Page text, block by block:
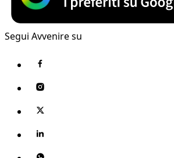
Segui Avvenire su